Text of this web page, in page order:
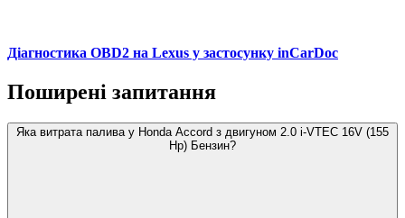
Діагностика OBD2 на Lexus у застосунку inCarDoc
Поширені запитання
Яка витрата палива у Honda Accord з двигуном 2.0 i-VTEC 16V (155
Hp) Бензин?